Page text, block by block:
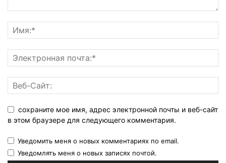
сохраните мое имя, адрес электронной почты и веб-сайт
в этом браузере для следующего комментария.
Уведомить меня о новых комментариях по email.
Уведомлять меня о новых записях почтой.